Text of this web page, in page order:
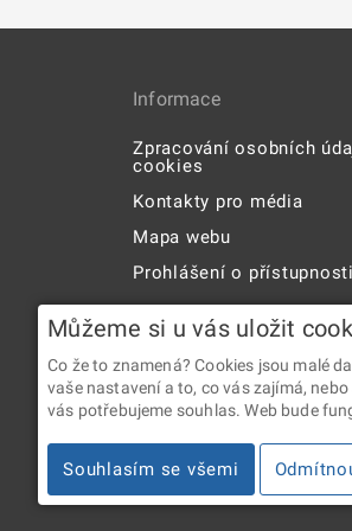
Informace
Zpracování osobních
cookies
Kontakty pro média
Mapa webu
Prohlášení o přístupnosti
2026 © Digitální a informační
Můžeme si u vás uložit
Co že to znamená? Cookies jsou malé
vaše nastavení a to, co vás zajímá,
vás potřebujeme souhlas. Web bude
Souhlasím se všemi